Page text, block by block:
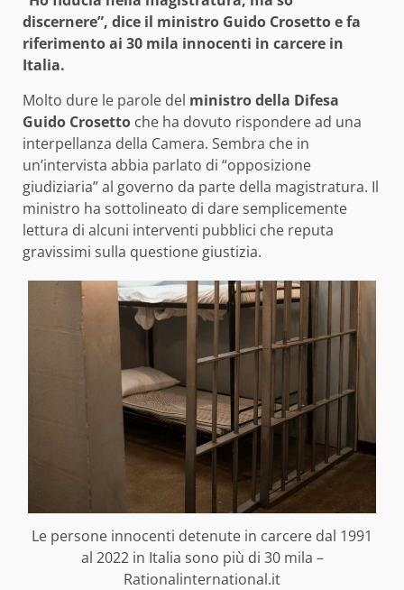
discernere”, dice il ministro Guido Crosetto e fa
riferimento ai 30 mila innocenti in carcere in
Italia.
Molto dure le parole del ministro della Difesa
Guido Crosetto che ha dovuto rispondere ad una
interpellanza della Camera. Sembra che in
un’intervista abbia parlato di “opposizione
giudiziaria” al governo da parte della magistratura. Il
ministro ha sottolineato di dare semplicemente
lettura di alcuni interventi pubblici che reputa
gravissimi sulla questione giustizia.
Le persone innocenti detenute in carcere dal 1991
al 2022 in Italia sono più di 30 mila –
Rationalinternational.it